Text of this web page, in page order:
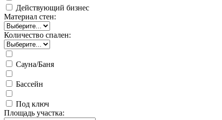
Действующий бизнес
Материал стен:
Количество спален:
Сауна/Баня
Бассейн
Под ключ
Площадь участка: